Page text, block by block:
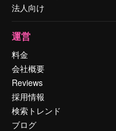
法人向け
運営
料金
会社概要
Reviews
採用情報
検索トレンド
ブログ